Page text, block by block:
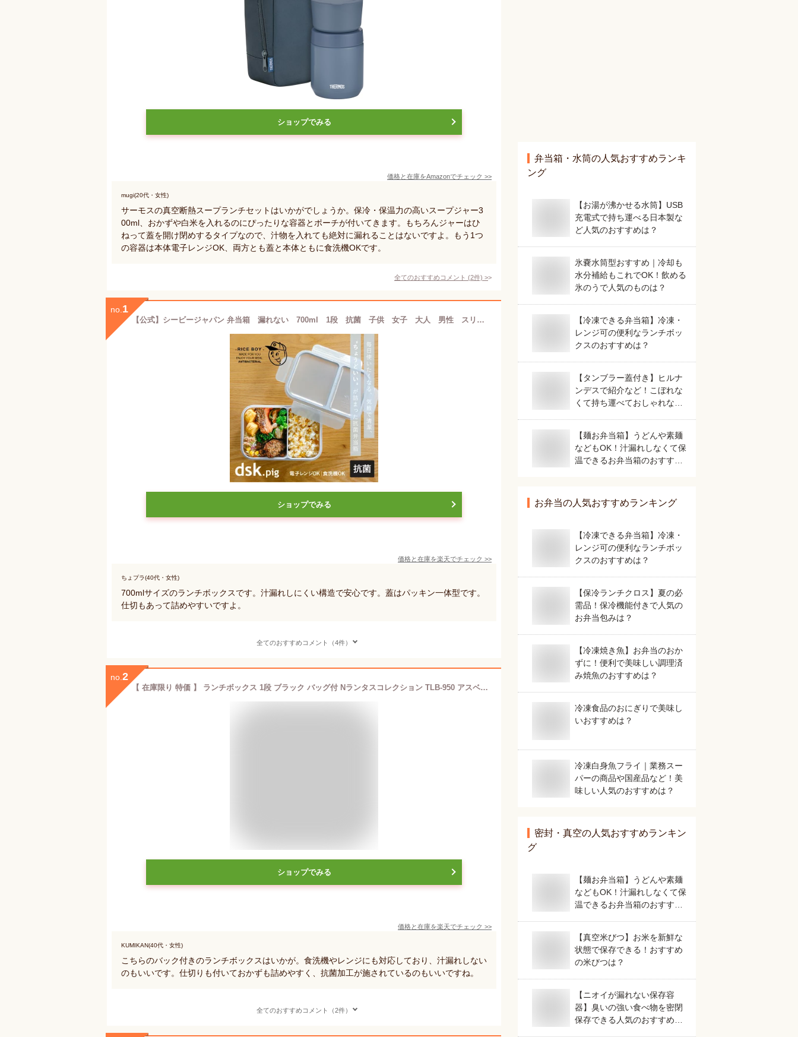
ショップでみる
価格と在庫をAmazonでチェック >>
mugi(20代・女性)
サーモスの真空断熱スープランチセットはいかがでしょうか。保冷・保温力の高いスープジャー3
00ml、おかずや白米を入れるのにぴったりな容器とポーチが付いてきます。もちろんジャーはひ
ねって蓋を開け閉めするタイプなので、汁物を入れても絶対に漏れることはないですよ。もう1つ
の容器は本体電子レンジOK、両方とも蓋と本体ともに食洗機OKです。
全てのおすすめコメント (2件) >
no. 1
【公式】シービージャパン 弁当箱 漏れない 700ml 1段 抗菌 子供 女子 大人 男性 スリム 汁漏れしにくい弁当箱 抗菌ライスボーイ 仕切り 一体型 4歳 パッキン一体型 洗いやすい おしゃれ かわいい
ショップでみる
価格と在庫を楽天でチェック >>
ちょプラ(40代・女性)
700mlサイズのランチボックスです。汁漏れしにくい構造で安心です。蓋はパッキン一体型です。
仕切もあって詰めやすいですよ。
全てのおすすめコメント（4件）
no. 2
【 在庫限り 特価 】 ランチボックス 1段 ブラック バッグ付 Nランタスコレクション TLB-950 アスベル | 弁当箱 お弁当箱 仕切り 箸付き 一段 お弁当 電子レンジ レンジ対応 汁漏れしない 食洗機対応 保存容器 ランチバッグ ランチグッズ 保存 フードボックス 保冷 食洗機
ショップでみる
価格と在庫を楽天でチェック >>
KUMIKAN(40代・女性)
こちらのバック付きのランチボックスはいかが。食洗機やレンジにも対応しており、汁漏れしない
のもいいです。仕切りも付いておかずも詰めやすく、抗菌加工が施されているのもいいですね。
全てのおすすめコメント（2件）
弁当箱・水筒の人気おすすめランキ
ング
【お湯が沸かせる水筒】USB
充電式で持ち運べる日本製な
ど人気のおすすめは？
氷嚢水筒型おすすめ｜冷却も
水分補給もこれでOK！飲める
氷のうで人気のものは？
【冷凍できる弁当箱】冷凍・
レンジ可の便利なランチボッ
クスのおすすめは？
【タンブラー蓋付き】ヒルナ
ンデスで紹介など！こぼれな
くて持ち運べておしゃれな人
【麺お弁当箱】うどんや素麺
などもOK！汁漏れしなくて保
温できるお弁当箱のおすすめ
お弁当の人気おすすめランキング
【冷凍できる弁当箱】冷凍・
レンジ可の便利なランチボッ
クスのおすすめは？
【保冷ランチクロス】夏の必
需品！保冷機能付きで人気の
お弁当包みは？
【冷凍焼き魚】お弁当のおか
ずに！便利で美味しい調理済
み焼魚のおすすめは？
冷凍食品のおにぎりで美味し
いおすすめは？
冷凍白身魚フライ｜業務スー
パーの商品や国産品など！美
味しい人気のおすすめは？
密封・真空の人気おすすめランキン
グ
【麺お弁当箱】うどんや素麺
などもOK！汁漏れしなくて保
温できるお弁当箱のおすすめ
【真空米びつ】お米を新鮮な
状態で保存できる！おすすめ
の米びつは？
【ニオイが漏れない保存容
器】臭いの強い食べ物を密閉
保存できる人気のおすすめ